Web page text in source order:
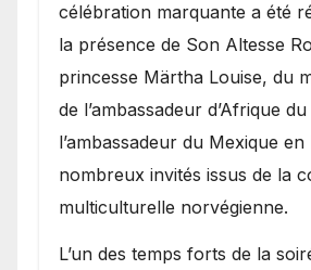
célébration marquante a été
la présence de Son Altesse
princesse Märtha Louise, du
de l’ambassadeur d’Afrique
l’ambassadeur du Mexique
nombreux invités issus de la
multiculturelle norvégienne.
​L’un des temps forts de la